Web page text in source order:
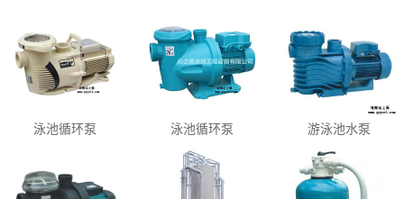
泳池循环泵 泳池循环泵 游泳池水泵